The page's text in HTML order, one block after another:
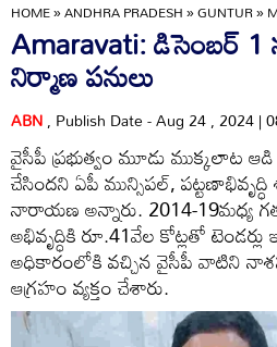
HOME»ANDHRA PRADESH»GUNTUR»
Amaravati: డిసెంబర్
నిర్మాణ పనులు
ABN, Publish Date - Aug 24 , 2024 |
వైసీపీ ప్రభుత్వం మూడు ముక్కలాట
చేసిందని ఏపీ మున్సిపల్,
నారాయణ అన్నారు. 2014-19మధ్య
అభివృద్ధికి రూ.41వేల కోట్లతో
అధికారంలోకి వచ్చిన వైసీపీ వాటిని
ఆగ్రహం వ్యక్తం చేశారు.